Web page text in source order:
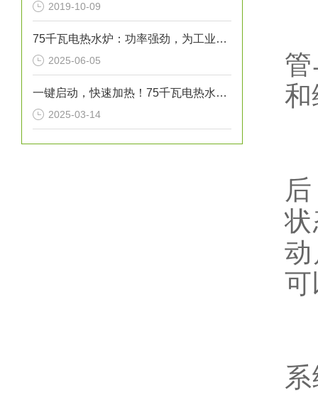
2019-10-09
75千瓦电热水炉：功率强劲，为工业生产提供稳定热水源！
2025-06-05
一键启动，快速加热！75千瓦电热水炉打造高效热水解决方案！
2025-03-14
和
可